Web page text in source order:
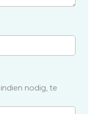
nodig, te